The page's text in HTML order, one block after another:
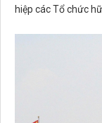
hiệp các Tổ chức